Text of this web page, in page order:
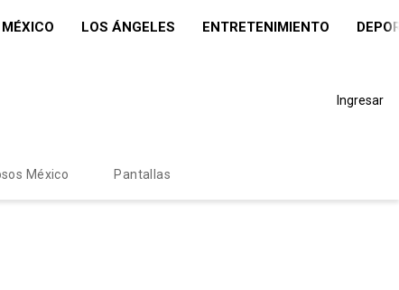
MÉXICO LOS ÁNGELES ENTRETENIMIENTO
Ingresar
México Pantallas